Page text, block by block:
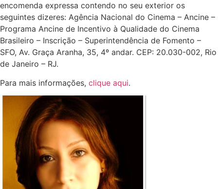
encomenda expressa contendo no seu exterior os
seguintes dizeres: Agência Nacional do Cinema – Ancine –
Programa Ancine de Incentivo à Qualidade do Cinema
Brasileiro – Inscrição – Superintendência de Fomento –
SFO, Av. Graça Aranha, 35, 4º andar. CEP: 20.030-002, Rio
de Janeiro – RJ.
Para mais informações, clique aqui.